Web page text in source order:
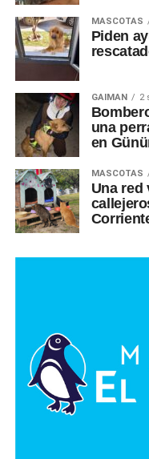
MASCOTAS
Piden
GAIMAN 2
una
en
MASCOTAS
Una red